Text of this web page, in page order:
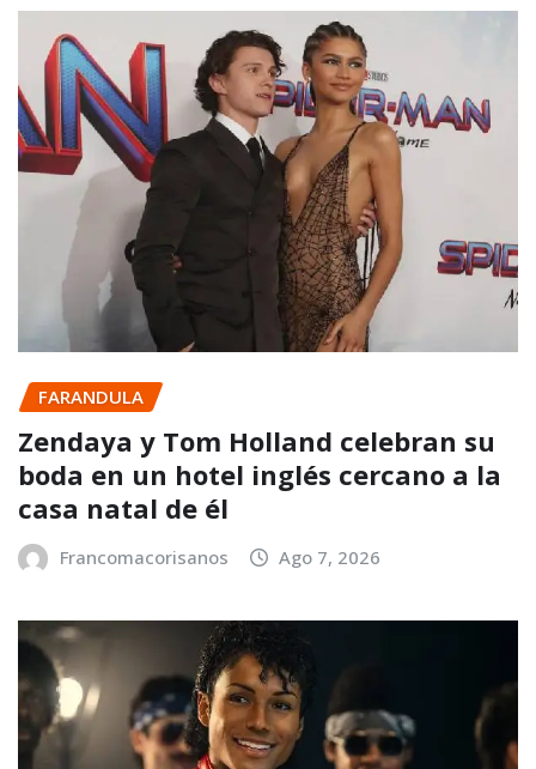
FARANDULA
Zendaya y Tom Holland celebran su
boda en un hotel inglés cercano a la
casa natal de él
Francomacorisanos Ago 7, 2026